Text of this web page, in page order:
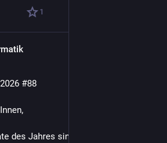
1
#88
des Jahres sind vergangen, wie der